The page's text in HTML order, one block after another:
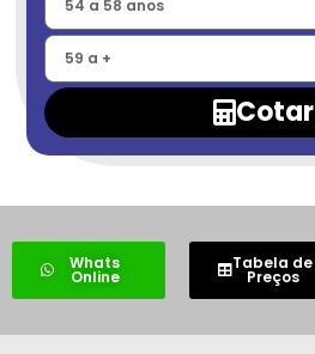
Cotar
Whats
Online
Tabela de
Preços